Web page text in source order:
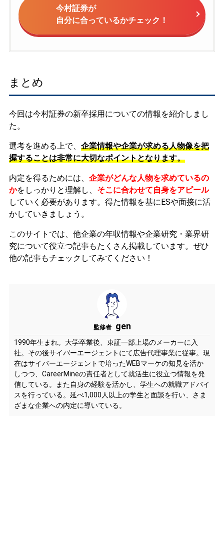
今村証券が
自分に合っているかチェック！
まとめ
今回は今村証券の新卒採用についての情報を紹介しまし
た。
選考を進める上で、 企業情報や企業が求める人物像を把
握することは非常に大切なポイントとなります。
内定を得るためには、 企業がどんな人物を求めているの
かをしっかりと理解し、 そこに合わせて自身をアピール
していく必要があります。 得た情報を基にESや面接に活
かしていきましょう。
このサイトでは、他企業の年収情報や企業研究・業界研
究について役立つ記事もたくさん掲載しています。ぜひ
他の記事もチェックしてみてください！
監修者 gen
1990年生まれ。大学卒業後、東証一部上場のメーカーに入
社。その後サイバーエージェントにて広告代理事業に従事。現
在はサイバーエージェントで培ったWEBマーケの知見を活か
しつつ、CareerMineの責任者として就活生に役立つ情報を発
信している。また自身の経験を活かし、学生への就職アドバイ
スを行っている。延べ1,000人以上の学生と面談を行い、さま
ざまな企業への内定に導いている。